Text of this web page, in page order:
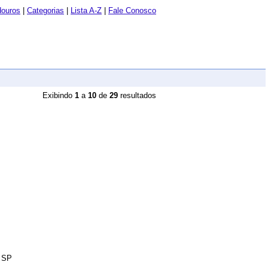
Categorias Lista A-Z Fale Conosco
Exibindo 1 a 10 de 29 resultados